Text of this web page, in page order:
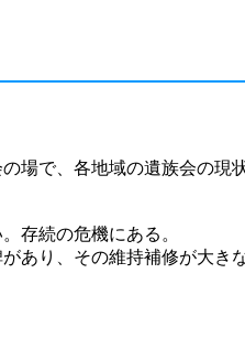
場で、各地域の遺族会の現
存続の危機にある。
あり、その維持補修が大き